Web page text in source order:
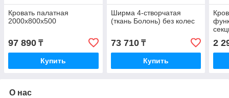
Кровать палатная
2000х800х500
97 890 ₸
Купить
Ширма 4-створчатая
(ткань Болонь) без колес
73 710₸
Купить
2
О нас